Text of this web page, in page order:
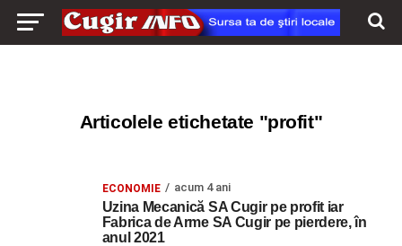
Articolele etichetate "profit"
ECONOMIE acum 4 ani
Uzina Mecanică SA Cugir pe profit iar
Fabrica de Arme SA Cugir pe pierdere, în
anul 2021